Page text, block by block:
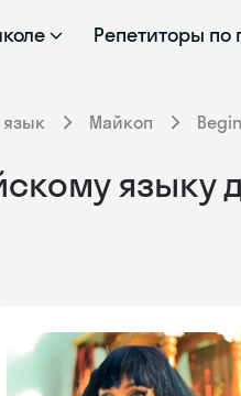
Репетиторы по
язык Майкоп
языку